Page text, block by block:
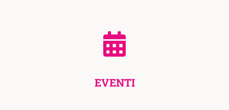
EVENTI